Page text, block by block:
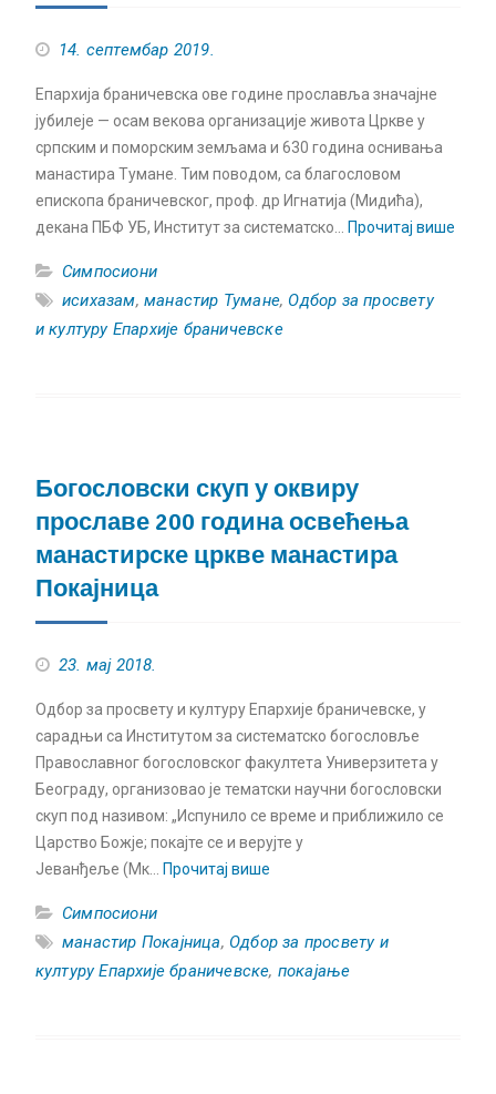
14. септембар 2019.
Епархија браничевска ове године прославља значајне
јубилеје — осам векова организације живота Цркве у
српским и поморским земљама и 630 година оснивања
манастира Тумане. Тим поводом, са благословом
епископа браничевског, проф. др Игнатија (Мидића),
декана ПБФ УБ, Институт за систематско…
Прочитај више
Симпосиони
исихазам, манастир Тумане, Одбор за просвету
и културу Епархије браничевске
Богословски скуп у оквиру
прославе 200 година освећења
манастирске цркве манастира
Покајница
23. мај 2018.
Одбор за просвету и културу Епархије браничевске, у
сарадњи са Институтом за систематско богословље
Православног богословског факултета Универзитета у
Београду, организовао је тематски научни богословски
скуп под називом: „Испунило се време и приближило се
Царство Божје; покајте се и верујте у
Јеванђеље (Мк…
Прочитај више
Симпосиони
манастир Покајница, Одбор за просвету и
културу Епархије браничевске, покајање